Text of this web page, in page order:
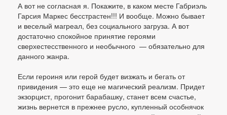
А вот не согласная я. Покажите, в каком месте Габриэль
Гарсия Маркес бесстрастен!!! И вообще. Можно бывает
и веселый магреал, без социального загруза. А вот
достаточно спокойное принятие героями
сверхестесственного и необычного — обязательно для
данного жанра.
Если героиня или герой будет визжать и бегать от
привидения — это еще не магический реализм. Придет
экзорцист, прогонит барабашку, станет всем счастье,
жизнь вернется в прежнее русло, купленный особнячок